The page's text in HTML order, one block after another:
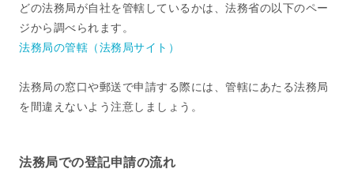
どの法務局が自社を管轄しているかは、法務省の以下のペー
ジから調べられます。
法務局の管轄（法務局サイト）
法務局の窓口や郵送で申請する際には、管轄にあたる法務局
を間違えないよう注意しましょう。
法務局での登記申請の流れ